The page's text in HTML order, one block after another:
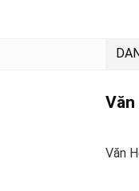
Văn